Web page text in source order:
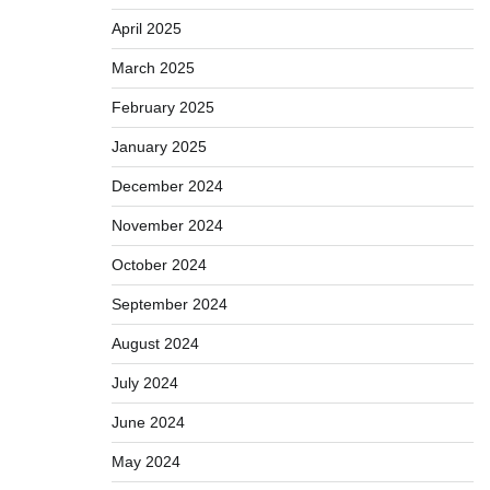
April 2025
March 2025
February 2025
January 2025
December 2024
November 2024
October 2024
September 2024
August 2024
July 2024
June 2024
May 2024